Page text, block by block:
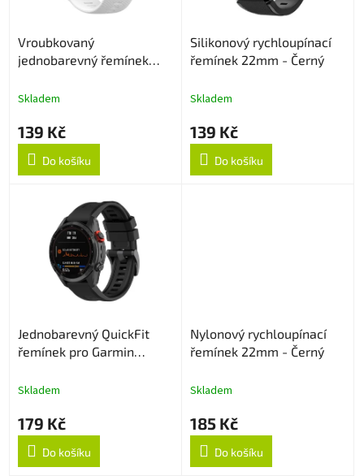
Vroubkovaný
jednobarevný řemínek
Skladem
139 Kč
Do košíku
Silikonový rychloupínací
řemínek 22mm - Černý
Skladem
139 Kč
Do košíku
Jednobarevný QuickFit
řemínek pro Garmin
Skladem
179 Kč
Do košíku
Nylonový rychloupínací
řemínek 22mm - Černý
Skladem
185 Kč
Do košíku